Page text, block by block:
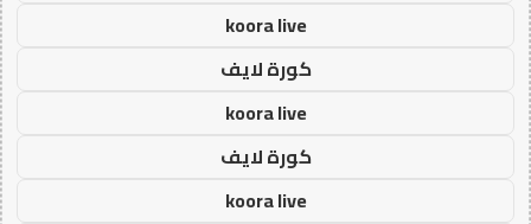
koora live
كورة لايف
koora live
كورة لايف
koora live